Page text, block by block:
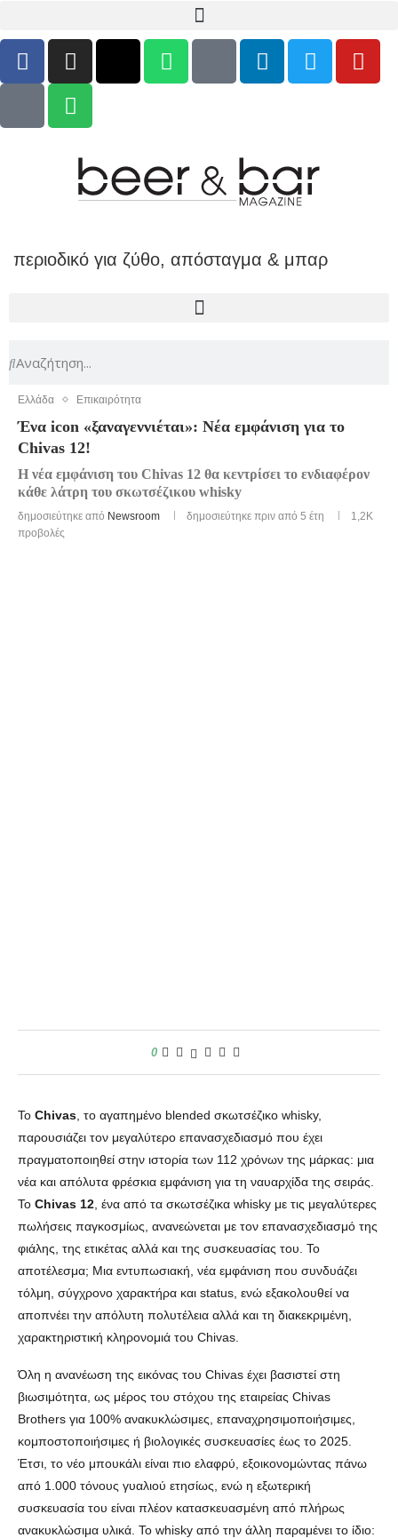
περιοδικό για ζύθο, απόσταγμα & μπαρ
Ελλάδα Επικαιρότητα
Ένα icon «ξαναγεννιέται»: Νέα εμφάνιση για το
Chivas 12!
Η νέα εμφάνιση του Chivas 12 θα κεντρίσει το ενδιαφέρον
κάθε λάτρη του σκωτσέζικου whisky
δημοσιεύτηκε από Newsroom δημοσιεύτηκε πριν από 5 έτη
1,2K
προβολές
0
Το Chivas , το αγαπημένο blended σκωτσέζικο whisky,
παρουσιάζει τον μεγαλύτερο επανασχεδιασμό που έχει
πραγματοποιηθεί στην ιστορία των 112 χρόνων της μάρκας: μια
νέα και απόλυτα φρέσκια εμφάνιση για τη ναυαρχίδα της σειράς.
Το Chivas 12 , ένα από τα σκωτσέζικα whisky με τις μεγαλύτερες
πωλήσεις παγκοσμίως, ανανεώνεται με τον επανασχεδιασμό της
φιάλης, της ετικέτας αλλά και της συσκευασίας του. Το
αποτέλεσμα; Μια εντυπωσιακή, νέα εμφάνιση που συνδυάζει
τόλμη, σύγχρονο χαρακτήρα και status, ενώ εξακολουθεί να
αποπνέει την απόλυτη πολυτέλεια αλλά και τη διακεκριμένη,
χαρακτηριστική κληρονομιά του Chivas.
Όλη η ανανέωση της εικόνας του Chivas έχει βασιστεί στη
βιωσιμότητα, ως μέρος του στόχου της εταιρείας Chivas
Brothers για 100% ανακυκλώσιμες, επαναχρησιμοποιήσιμες,
κομποστοποιήσιμες ή βιολογικές συσκευασίες έως το 2025.
Έτσι, το νέο μπουκάλι είναι πιο ελαφρύ, εξοικονομώντας πάνω
από 1.000 τόνους γυαλιού ετησίως, ενώ η εξωτερική
συσκευασία του είναι πλέον κατασκευασμένη από πλήρως
ανακυκλώσιμα υλικά. Το whisky από την άλλη παραμένει το ίδιο: